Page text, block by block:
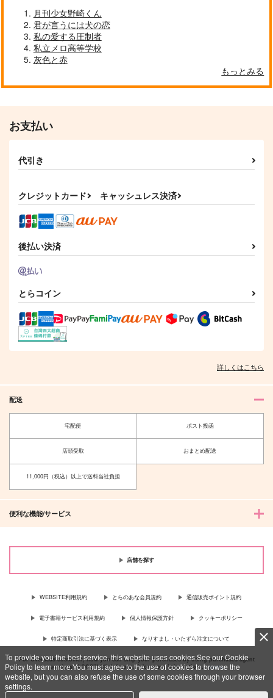
To provide you the best service, this website uses cookies.See our Cookie
Policy to learn more.You must agree to the use of cookies to browse the
website, but you can also refuse the use of some cookies through your browser
settings.
月刊少女野崎くん
君が言うには犬の恋
私の愛する圧制者
私立メロ高等学校
灰色と赤
もっとみる
お支払い
代引き
クレジットカード キャッシュレス決済
後払い決済
とらコイン
詳しくはこちら
配送
宅配便 ポスト投函
店頭受取 おまとめ配送
11,000円（税込）以上で送料当社負担
便利な機能/サービス
店舗を探す
WEBSITE利用規約 とらのあな会員規約 通信販売ポイント規約
電子書籍サービス利用規約 個人情報保護方針 クッキーポリシー
特定商取引法に基づく表示 なりすまし・いたずら注文について
For Overseas customer, now you can ship your purchases by using purchases agent
services “AOCS”! Click {more…} for more information …more